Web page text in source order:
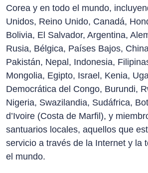
Corea y en todo el mundo,
Unidos, Reino Unido, Canadá,
Bolivia, El Salvador, Argentina,
Rusia, Bélgica, Países Bajos,
Pakistán, Nepal, Indonesia,
Mongolia, Egipto, Israel, Kenia,
Democrática del Congo, Burundi,
Nigeria, Swazilandia, Sudáfrica,
d’Ivoire (Costa de Marfil), y
santuarios locales, aquellos que
servicio a través de la Internet y la
el mundo.